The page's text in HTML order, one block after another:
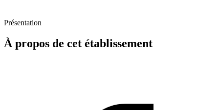
Présentation
À propos de cet établissement